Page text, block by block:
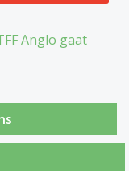
Anglo gaat